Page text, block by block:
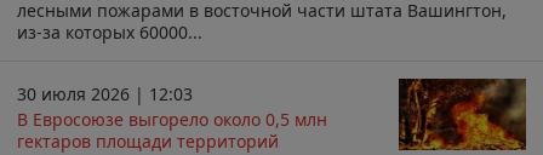
лесными пожарами в восточной части штата Вашингтон,
из-за которых 60000...
30 июля 2026 | 12:03
В Евросоюзе выгорело около 0,5 млн
гектаров площади территорий